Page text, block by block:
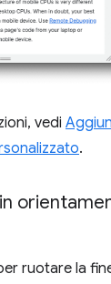
vedi
.
ruotare la